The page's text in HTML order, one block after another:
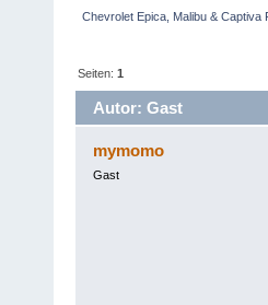
Chevrolet Epica, Malibu & Captiva
Seiten:1
Autor: Gast
mymomo
Gast